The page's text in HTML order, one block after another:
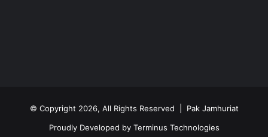
© Copyright 2026, All Rights Reserved | Pak Jamhuriat
Proudly Developed by Terminus Technologies